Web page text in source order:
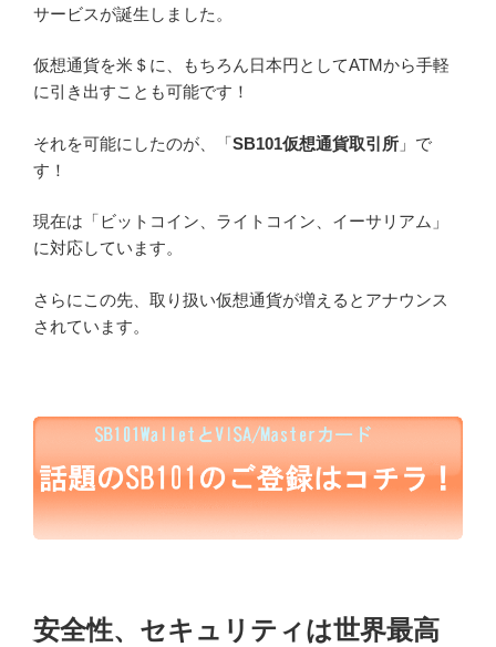
サービスが誕生しました。
仮想通貨を米＄に、もちろん日本円としてATMから手軽
に引き出すことも可能です！
それを可能にしたのが、「SB101仮想通貨取引所 」で
す！
現在は「ビットコイン、ライトコイン、イーサリアム」
に対応しています。
さらにこの先、取り扱い仮想通貨が増えるとアナウンス
されています。
安全性、セキュリティは世界最高